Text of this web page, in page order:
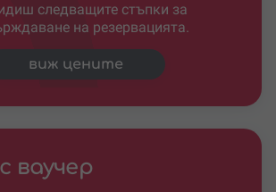
следващите стъпки за
на резервацията.
виж цените
ваучер